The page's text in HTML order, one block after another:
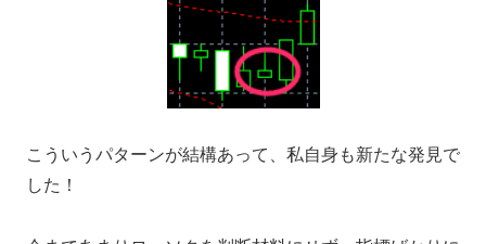
こういうパターンが結構あって、私自身も新たな発見で
した！